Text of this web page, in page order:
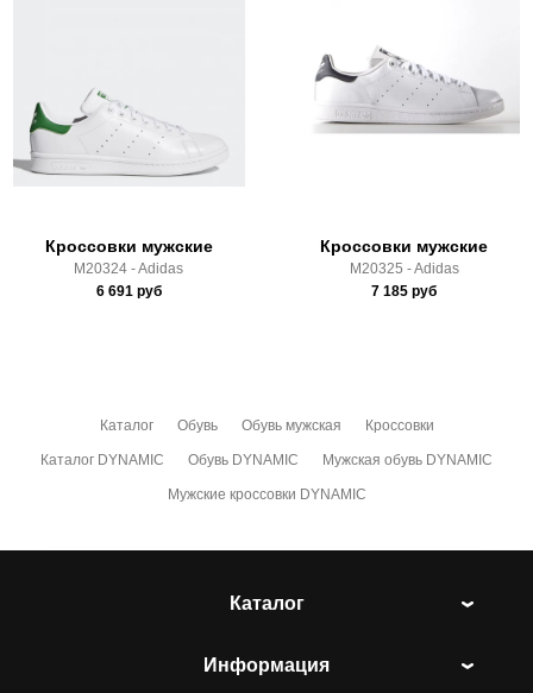
Здесь вы можете более детально ознакомиться с
условиями оплаты доставки
Кроссовки мужские
M20324 - Adidas
6 691 руб
Кроссовки мужские
M20325 - Adidas
7 185 руб
Каталог Обувь Обувь мужская Кроссовки
Каталог DYNAMIC Обувь DYNAMIC Мужская обувь DYNAMIC
Мужские кроссовки DYNAMIC
Каталог
Информация